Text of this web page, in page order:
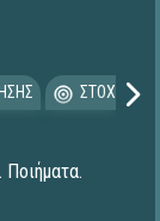
Ποιήματα.